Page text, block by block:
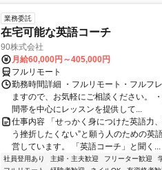
業務委託
在宅可能な英語コーチ
90株式会社
月給60,000円～405,000円
フルリモート
勤務時間詳細 ・フルリモート・フルフ
ますので、お気軽にご相談ください。
間帯を中心にレッスンを提供して...
仕事内容 「せっかく身につけた英語力
う挫折したくない”と願う人のための英
営しています。 「英語コーチ」と聞く...
社員登用あり 主婦・主夫歓迎 フリーター歓迎